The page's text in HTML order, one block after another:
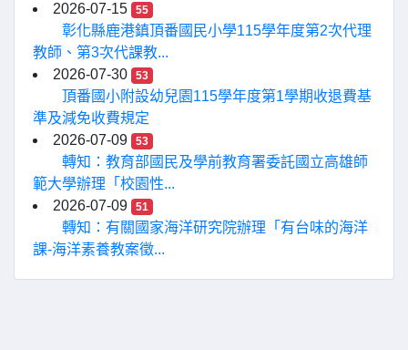
2026-07-15
55
彰化縣鹿港鎮頂番國民小學115學年度第2次代理
教師、第3次代課教...
2026-07-30
53
頂番國小附設幼兒園115學年度第1學期收退費基
準及減免收費規定
2026-07-09
53
轉知：教育部國民及學前教育署委託國立高雄師
範大學辦理「校園性...
2026-07-09
51
轉知：有關國家海洋研究院辦理「有台味的海洋
課-海洋素養教案徵...